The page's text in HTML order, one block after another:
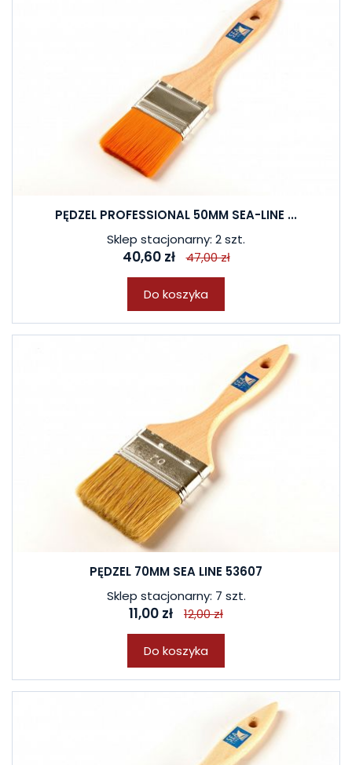
PĘDZEL PROFESSIONAL 50MM SEA-LINE ...
Sklep stacjonarny: 2 szt.
40,60 zł 47,00 zł
Do koszyka
PĘDZEL 70MM SEA LINE 53607
Sklep stacjonarny: 7 szt.
11,00 zł 12,00 zł
Do koszyka